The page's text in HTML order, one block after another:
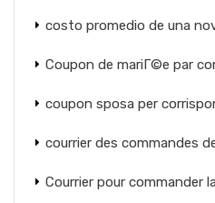
costo promedio de una
Coupon de mariГ©e par
coupon sposa per
courrier des commandes
Courrier pour commander